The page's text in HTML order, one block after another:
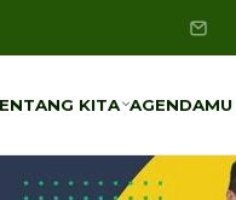
KITA AGENDAMU